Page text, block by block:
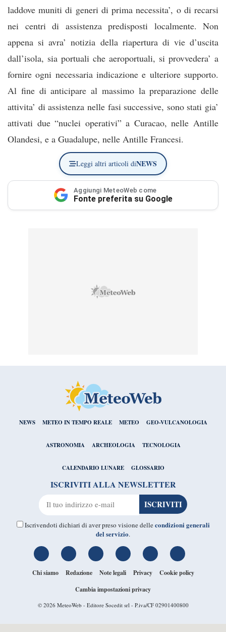
laddove muniti di generi di prima necessita’, o di recarsi
nei centri di assistenza predisposti localmente. Non
appena si avra’ notizia della riapertura di vie d’uscita
dall’isola, sia portuali che aeroportuali, si provvedera’ a
fornire ogni necessaria indicazione e ulteriore supporto.
Al fine di anticipare al massimo la preparazione delle
attivita’ di assistenza nelle fasi successive, sono stati gia’
attivati due “nuclei operativi” a Curacao, nelle Antille
Olandesi, e a Guadalupe, nelle Antille Francesi.
Leggi altri articoli diNEWS
Aggiungi MeteoWeb come
Fonte preferita su Google
NEWS METEO IN TEMPO REALE METEO GEO-VULCANOLOGIA
ASTRONOMIA ARCHEOLOGIA TECNOLOGIA
CALENDARIO LUNARE GLOSSARIO
ISCRIVITI ALLA NEWSLETTER
Iscrivendoti dichiari di aver preso visione dellecondizioni generali
del servizio.
Chi siamo Redazione Note legali Privacy
Cookie policy
Cambia impostazioni privacy
© 2026 MeteoWeb - Editore Socedit srl - P.iva/CF 02901400800